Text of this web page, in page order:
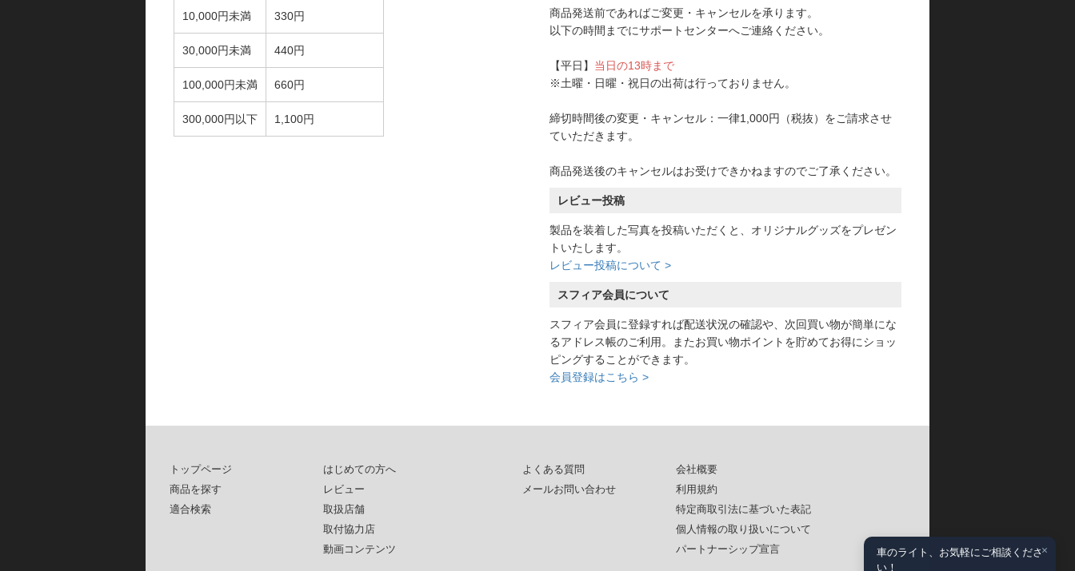
10,000円未満 330円
30,000円未満 440円
100,000円未満 660円
300,000円以下 1,100円
商品発送前であればご変更・キャンセルを承ります。
以下の時間までにサポートセンターへご連絡ください。
【平日】 当日の13時まで
※土曜・日曜・祝日の出荷は行っておりません。
締切時間後の変更・キャンセル：一律1,000円（税抜）をご請求させ
ていただきます。
商品発送後のキャンセルはお受けできかねますのでご了承ください。
レビュー投稿
製品を装着した写真を投稿いただくと、オリジナルグッズをプレゼン
トいたします。
レビュー投稿について >
スフィア会員について
スフィア会員に登録すれば配送状況の確認や、次回買い物が簡単にな
るアドレス帳のご利用。またお買い物ポイントを貯めてお得にショッ
ピングすることができます。
会員登録はこちら >
トップページ
商品を探す
適合検索
はじめての方へ
レビュー
取扱店舗
取付協力店
動画コンテンツ
よくある質問
メールお問い合わせ
会社概要
利用規約
特定商取引法に基づいた表記
個人情報の取り扱いについて
パートナーシップ宣言
×
車のライト、お気軽にご相談くださ
い！